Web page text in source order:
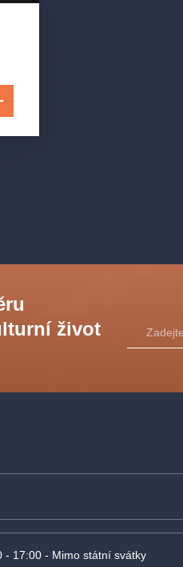
život
- 17:00 - Mimo státní svátky